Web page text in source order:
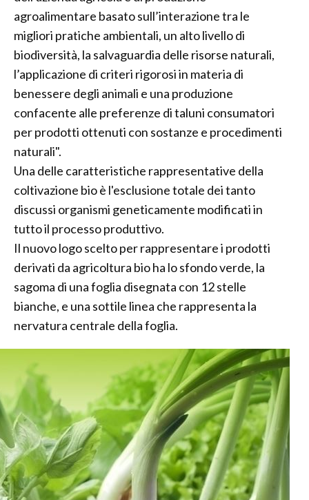
agroalimentare basato sull’interazione tra le
migliori pratiche ambientali, un alto livello di
biodiversità, la salvaguardia delle risorse naturali,
l’applicazione di criteri rigorosi in materia di
benessere degli animali e una produzione
confacente alle preferenze di taluni consumatori
per prodotti ottenuti con sostanze e procedimenti
naturali".
Una delle caratteristiche rappresentative della
coltivazione bio è l'esclusione totale dei tanto
discussi organismi geneticamente modificati in
tutto il processo produttivo.
Il nuovo logo scelto per rappresentare i prodotti
derivati da agricoltura bio ha lo sfondo verde, la
sagoma di una foglia disegnata con 12 stelle
bianche, e una sottile linea che rappresenta la
nervatura centrale della foglia.